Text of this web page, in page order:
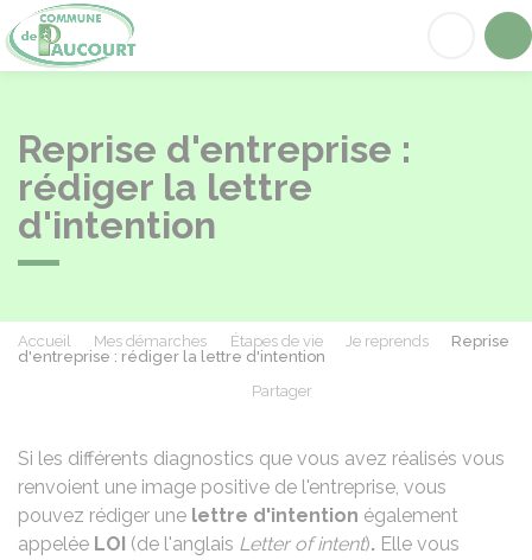
Reprise d'entreprise :
rédiger la lettre
d'intention
Accueil Mes démarches Étapes de vie Je reprends
Reprise
d'entreprise : rédiger la lettre d'intention
Partager
Si les différents diagnostics que vous avez réalisés vous
renvoient une image positive de l'entreprise, vous
pouvez rédiger une lettre d'intention également
appelée LOI (de l'anglais Letter of intent). Elle vous